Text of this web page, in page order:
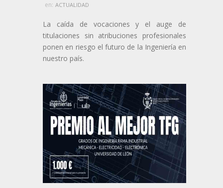
en: ACTUALIDAD
La caída de vocaciones y el auge de
titulaciones sin atribuciones profesionales
ponen en riesgo el futuro de la Ingeniería en
nuestro país.